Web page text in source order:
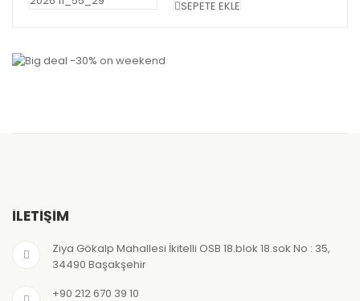
SEPETE EKLE
İLETİŞİM
Ziya Gökalp Mahallesi İkitelli OSB 18.blok 18.sok No : 35,
34490 Başakşehir
+90 212 670 39 10